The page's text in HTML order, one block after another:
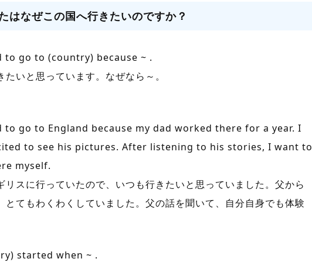
ぜこの国へ行きたいのですか？
to go to (country) because ~ .
いと思っています。なぜなら～。
to go to England because my dad worked there for a year. I
to see his pictures. After listening to his stories, I want to
myself.
リスに行っていたので、いつも行きたいと思っていました。父から
とてもわくわくしていました。父の話を聞いて、自分自身でも体験
started when ~ .